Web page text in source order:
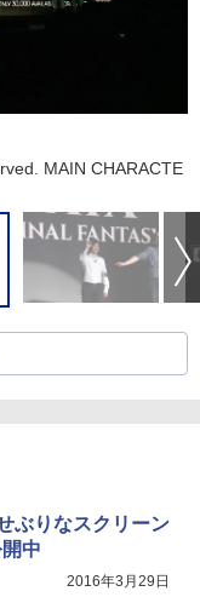
MAIN CHARACTE
ぶりなスクリーン
中
2016年3月29日